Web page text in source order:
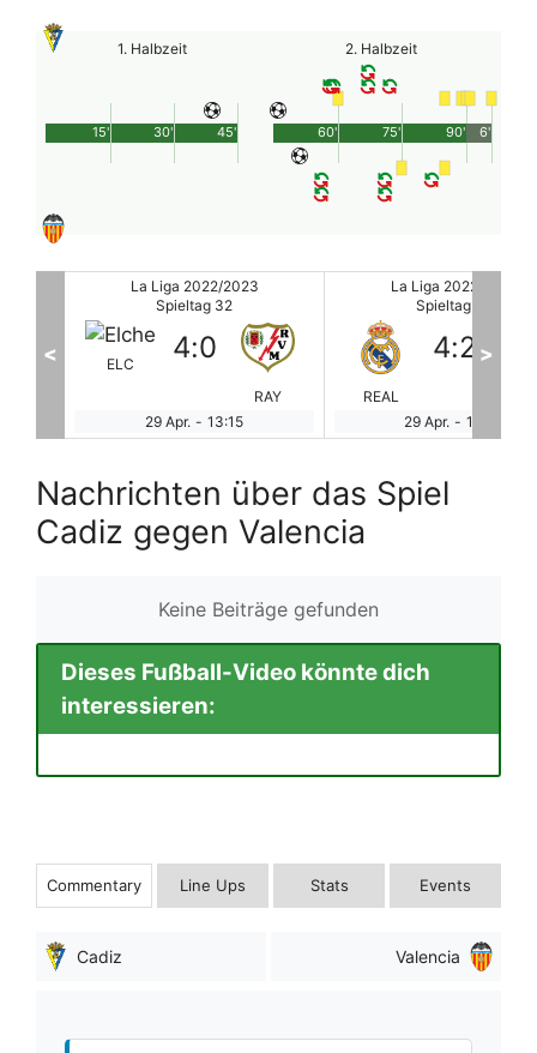
1. Halbzeit
45'
15' 30'
2. Halbzeit
90'
60' 75' 6'
La Liga 2022/2023
Spieltag 32
4:2
ALM
29 Apr. - 15:30
La Liga 2022/2023
Spieltag 32
FCB
4:0
29 Apr. - 18:00
< >
Nachrichten über das Spiel
Cadiz gegen Valencia
Keine Beiträge gefunden
Dieses Fußball-Video könnte dich
interessieren:
Commentary Line Ups Stats Events
Cadiz Valencia